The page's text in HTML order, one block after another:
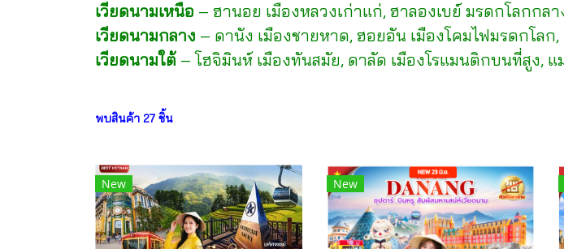
เวียดนามเหนือ – ฮานอย เมืองหลวงเก่าแก่, ฮาลองเบย์ มรดกโลกกล
เวียดนามกลาง – ดานัง เมืองชายหาด, ฮอยอัน เมืองโคมไฟมรดกโลก,
เวียดนามใต้ – โฮจิมินห์ เมืองทันสมัย, ดาลัด เมืองโรแมนติกบนที่สูง,
พบสินค้า 27 ชิ้น
New New